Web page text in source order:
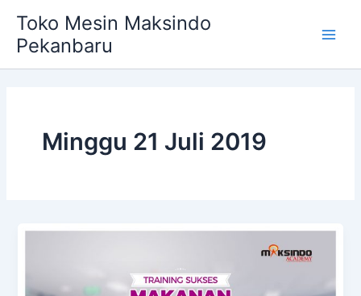
content
Toko Mesin Maksindo
Pekanbaru
Minggu 21 Juli 2019